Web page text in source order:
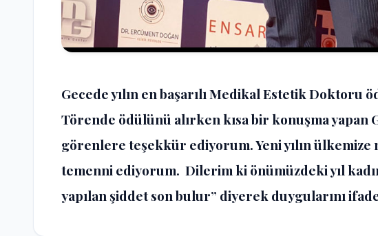
Gecede yılın en başarılı Medikal Estetik Doktoru
Törende ödülünü alırken kısa bir konuşma yapan
görenlere teşekkür ediyorum. Yeni yılın
temenni ediyorum. Dilerim ki önümüzdeki yıl
yapılan şiddet son bulur” diyerek duygularını